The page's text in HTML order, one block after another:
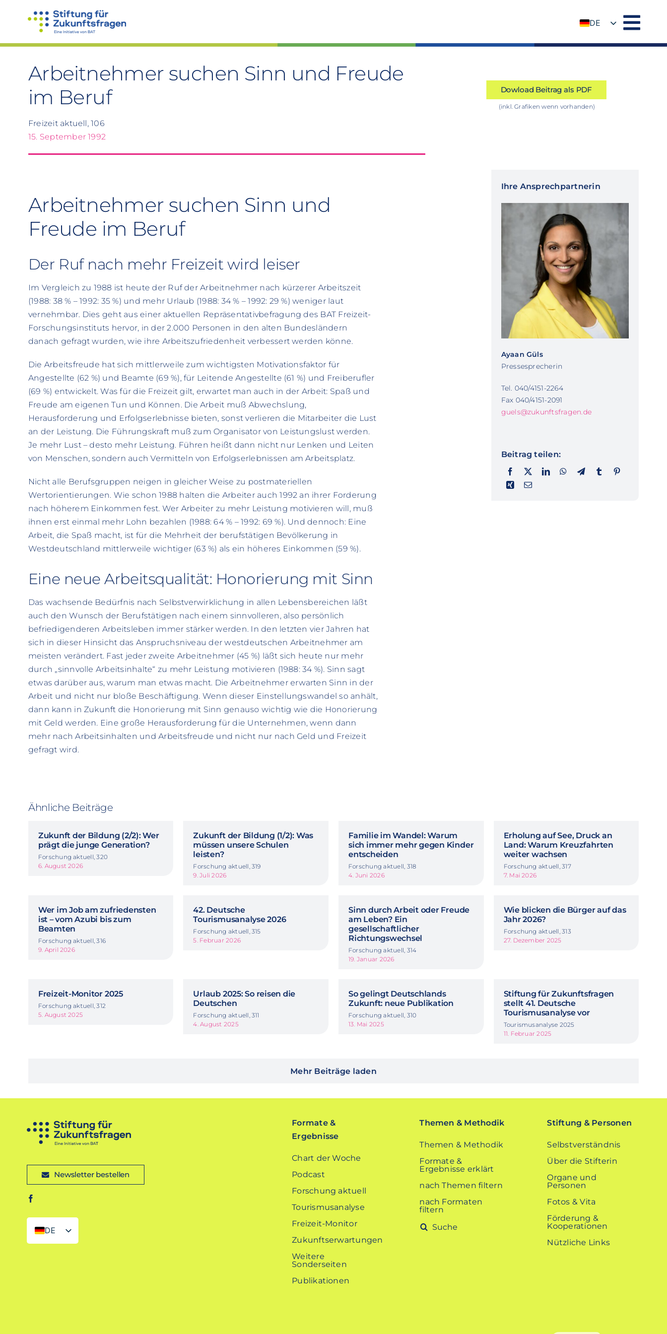
DE
Arbeitnehmer suchen Sinn und Freude
im Beruf
Freizeit aktuell, 106
15. September 1992
Dowload Beitrag als PDF
(inkl. Grafiken wenn vorhanden)
Arbeitnehmer suchen Sinn und
Freude im Beruf
Der Ruf nach mehr Freizeit wird leiser
Im Vergleich zu 1988 ist heute der Ruf der Arbeitnehmer nach kürzerer Arbeitszeit
(1988: 38 % – 1992: 35 %) und mehr Urlaub (1988: 34 % – 1992: 29 %) weniger laut
vernehmbar. Dies geht aus einer aktuellen Repräsentativbefragung des BAT Freizeit-
Forschungsinstituts hervor, in der 2.000 Personen in den alten Bundesländern
danach gefragt wurden, wie ihre Arbeitszufriedenheit verbessert werden könne.
Die Arbeitsfreude hat sich mittlerweile zum wichtigsten Motivationsfaktor für
Angestellte (62 %) und Beamte (69 %), für Leitende Angestellte (61 %) und Freiberufler
(69 %) entwickelt. Was für die Freizeit gilt, erwartet man auch in der Arbeit: Spaß und
Freude am eigenen Tun und Können. Die Arbeit muß Abwechslung,
Herausforderung und Erfolgserlebnisse bieten, sonst verlieren die Mitarbeiter die Lust
an der Leistung. Die Führungskraft muß zum Organisator von Leistungslust werden.
Je mehr Lust – desto mehr Leistung. Führen heißt dann nicht nur Lenken und Leiten
von Menschen, sondern auch Vermitteln von Erfolgserlebnissen am Arbeitsplatz.
Nicht alle Berufsgruppen neigen in gleicher Weise zu postmateriellen
Wertorientierungen. Wie schon 1988 halten die Arbeiter auch 1992 an ihrer Forderung
nach höherem Einkommen fest. Wer Arbeiter zu mehr Leistung motivieren will, muß
ihnen erst einmal mehr Lohn bezahlen (1988: 64 % – 1992: 69 %). Und dennoch: Eine
Arbeit, die Spaß macht, ist für die Mehrheit der berufstätigen Bevölkerung in
Westdeutschland mittlerweile wichtiger (63 %) als ein höheres Einkommen (59 %).
Eine neue Arbeitsqualität: Honorierung mit Sinn
Das wachsende Bedürfnis nach Selbstverwirklichung in allen Lebensbereichen läßt
auch den Wunsch der Berufstätigen nach einem sinnvolleren, also persönlich
befriedigenderen Arbeitsleben immer stärker werden. In den letzten vier Jahren hat
sich in dieser Hinsicht das Anspruchsniveau der westdeutschen Arbeitnehmer am
meisten verändert. Fast jeder zweite Arbeitnehmer (45 %) läßt sich heute nur mehr
durch „sinnvolle Arbeitsinhalte“ zu mehr Leistung motivieren (1988: 34 %). Sinn sagt
etwas darüber aus, warum man etwas macht. Die Arbeitnehmer erwarten Sinn in der
Arbeit und nicht nur bloße Beschäftigung. Wenn dieser Einstellungswandel so anhält,
dann kann in Zukunft die Honorierung mit Sinn genauso wichtig wie die Honorierung
mit Geld werden. Eine große Herausforderung für die Unternehmen, wenn dann
mehr nach Arbeitsinhalten und Arbeitsfreude und nicht nur nach Geld und Freizeit
gefragt wird.
Ihre Ansprechpartnerin
Ayaan Güls
Pressesprecherin
Tel. 040/4151-2264
Fax 040/4151-2091
guels@zukunftsfragen.de
Beitrag teilen:
Ähnliche Beiträge
Zukunft der Bildung (2/2): Wer
prägt die junge Generation?
Forschung aktuell, 320
6. August 2026
Zukunft der Bildung (1/2): Was
müssen unsere Schulen
leisten?
Forschung aktuell, 319
9. Juli 2026
Familie im Wandel: Warum
sich immer mehr gegen Kinder
entscheiden
Forschung aktuell, 318
4. Juni 2026
Erholung auf See, Druck an
Land: Warum Kreuzfahrten
weiter wachsen
Forschung aktuell, 317
7. Mai 2026
Wer im Job am zufriedensten
ist – vom Azubi bis zum
Beamten
Forschung aktuell, 316
9. April 2026
42. Deutsche
Tourismusanalyse 2026
Forschung aktuell, 315
5. Februar 2026
Sinn durch Arbeit oder Freude
am Leben? Ein
gesellschaftlicher
Richtungswechsel
Forschung aktuell, 314
19. Januar 2026
Wie blicken die Bürger auf das
Jahr 2026?
Forschung aktuell, 313
27. Dezember 2025
Freizeit-Monitor 2025
Forschung aktuell, 312
5. August 2025
Urlaub 2025: So reisen die
Deutschen
Forschung aktuell, 311
4. August 2025
So gelingt Deutschlands
Zukunft: neue Publikation
Forschung aktuell, 310
13. Mai 2025
Stiftung für Zukunftsfragen
stellt 41. Deutsche
Tourismusanalyse vor
Tourismusanalyse 2025
11. Februar 2025
Mehr Beiträge laden
Newsletter bestellen
DE
EN
Formate &
Ergebnisse
Chart der Woche
Podcast
Forschung aktuell
Tourismusanalyse
Freizeit-Monitor
Zukunftserwartungen
Weitere
Sonderseiten
Publikationen
Themen & Methodik
Themen & Methodik
Formate &
Ergebnisse erklärt
nach Themen filtern
nach Formaten
filtern
Suche
Stiftung & Personen
Selbstverständnis
Über die Stifterin
Organe und
Personen
Fotos & Vita
Förderung &
Kooperationen
Nützliche Links